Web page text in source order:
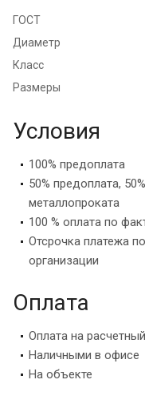
ГОСТ
Диаметр
Класс
Размеры
Условия
100% предоплата
50% предоплата,
металлопроката
100 % оплата по
Отсрочка платежа
организации
Оплата
Оплата на
Наличными в офисе
На объекте